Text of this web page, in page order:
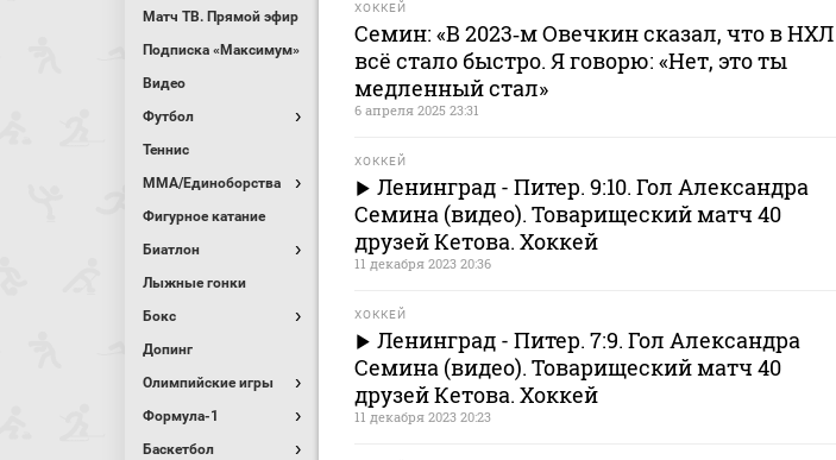
Матч ТВ. Прямой эфир
Подписка «Максимум»
Видео
Футбол
Теннис
MMA/Единоборства
Фигурное катание
Биатлон
Лыжные гонки
Бокс
Допинг
Олимпийские игры
Формула-1
Баскетбол
ХОККЕЙ
Семин: «В 2023‑м Овечкин сказал, что в НХЛ
всё стало быстро. Я говорю: «Нет, это ты
медленный стал»
6 апреля 2025 23:31
ХОККЕЙ
Ленинград - Питер. 9:10. Гол Александра
Семина (видео). Товарищеский матч 40
друзей Кетова. Хоккей
11 декабря 2023 20:36
ХОККЕЙ
Ленинград - Питер. 7:9. Гол Александра
Семина (видео). Товарищеский матч 40
друзей Кетова. Хоккей
11 декабря 2023 20:23